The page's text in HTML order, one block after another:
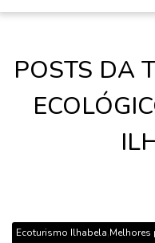
POSTS DA
Ecoturismo Ilhabela,Melhores